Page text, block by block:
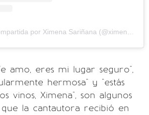
Una publicación compartida por Ximena Sariñana (@ximenamusic)
amo, eres mi lugar seguro",
hermosa" y "estás
vinos, Ximena", son algunos
que la cantautora recibió en